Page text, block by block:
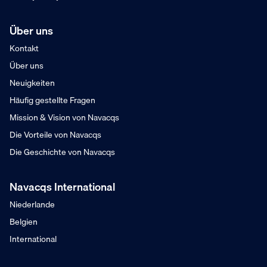
Über uns
Kontakt
Über uns
Neuigkeiten
Häufig gestellte Fragen
Mission & Vision von Navacqs
Die Vorteile von Navacqs
Die Geschichte von Navacqs
Navacqs International
Niederlande
Belgien
International